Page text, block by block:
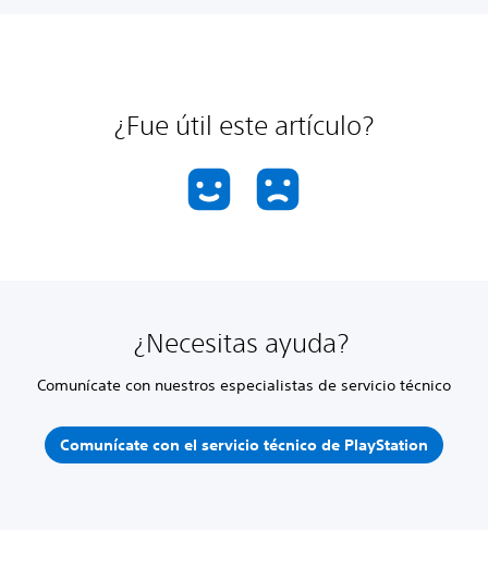
¿Fue útil este artículo?
¿Necesitas ayuda?
Comunícate con nuestros especialistas de servicio técnico
Comunícate con el servicio técnico de PlayStation